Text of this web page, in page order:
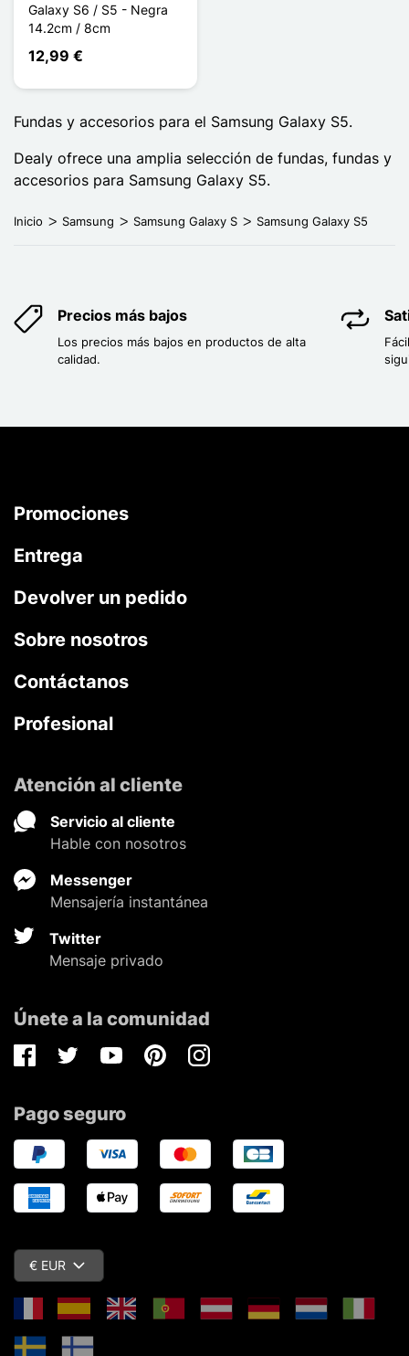
Galaxy S6 / S5 - Negra
14.2cm / 8cm
12,99 €
Fundas y accesorios para el Samsung Galaxy S5.
Dealy ofrece una amplia selección de fundas, fundas y
accesorios para Samsung Galaxy S5.
Inicio Samsung Samsung Galaxy S Samsung Galaxy S5
Precios más bajos
Los precios más bajos en productos de alta
calidad.
Promociones
Entrega
Devolver un pedido
Sobre nosotros
Contáctanos
Profesional
Atención al cliente
Servicio al cliente
Hable con nosotros
Messenger
Mensajería instantánea
Twitter
Mensaje privado
Únete a la comunidad
FacebookTwitterYoutubePinterestInstagram
Pago seguro
€ EUR